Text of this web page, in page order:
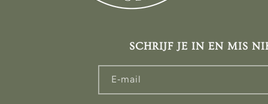
SCHRIJF JE IN EN MIS
E‑mail